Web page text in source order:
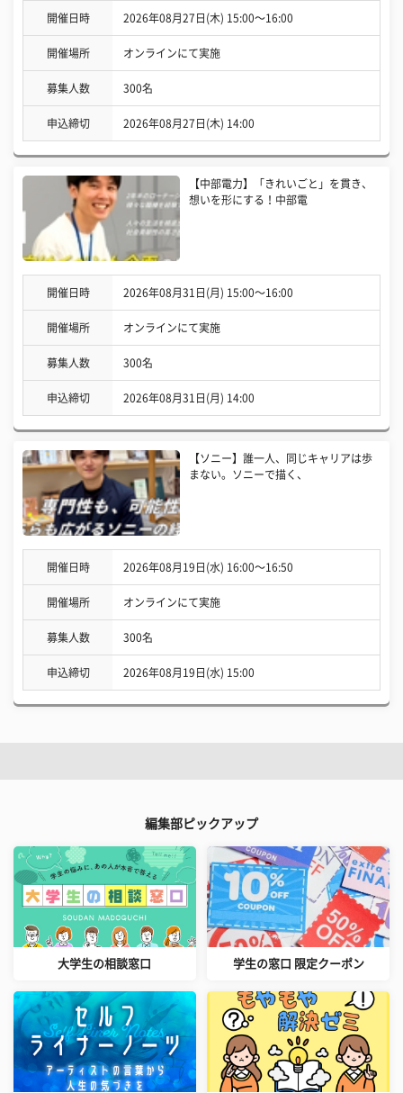
開催日時 2026年08月27日(木) 15:00〜16:00
開催場所 オンラインにて実施
募集人数 300名
申込締切 2026年08月27日(木) 14:00
【中部電力】「きれいごと」を貫き、
想いを形にする！中部電
開催日時 2026年08月31日(月) 15:00〜16:00
開催場所 オンラインにて実施
募集人数 300名
申込締切 2026年08月31日(月) 14:00
【ソニー】誰一人、同じキャリアは歩
まない。ソニーで描く、
開催日時 2026年08月19日(水) 16:00〜16:50
開催場所 オンラインにて実施
募集人数 300名
申込締切 2026年08月19日(水) 15:00
編集部ピックアップ
大学生の相談窓口 学生の窓口 限定クーポン